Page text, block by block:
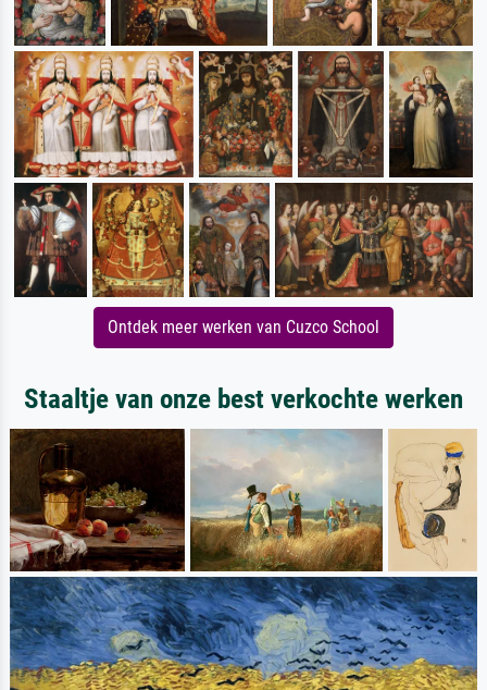
Ontdek meer werken van Cuzco School
Staaltje van onze best verkochte werken